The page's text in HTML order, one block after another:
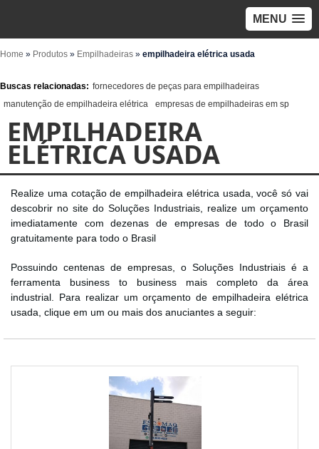
MENU
Home » Produtos » Empilhadeiras » empilhadeira elétrica usada
Buscas relacionadas: fornecedores de peças para empilhadeiras
manutenção de empilhadeira elétrica
empresas de empilhadeiras em sp
EMPILHADEIRA
ELÉTRICA USADA
Realize uma cotação de empilhadeira elétrica usada, você só vai
descobrir no site do Soluções Industriais, realize um orçamento
imediatamente com dezenas de empresas de todo o Brasil
gratuitamente para todo o Brasil
Possuindo centenas de empresas, o Soluções Industriais é a
ferramenta business to business mais completo da área
industrial. Para realizar um orçamento de empilhadeira elétrica
usada, clique em um ou mais dos anuciantes a seguir: